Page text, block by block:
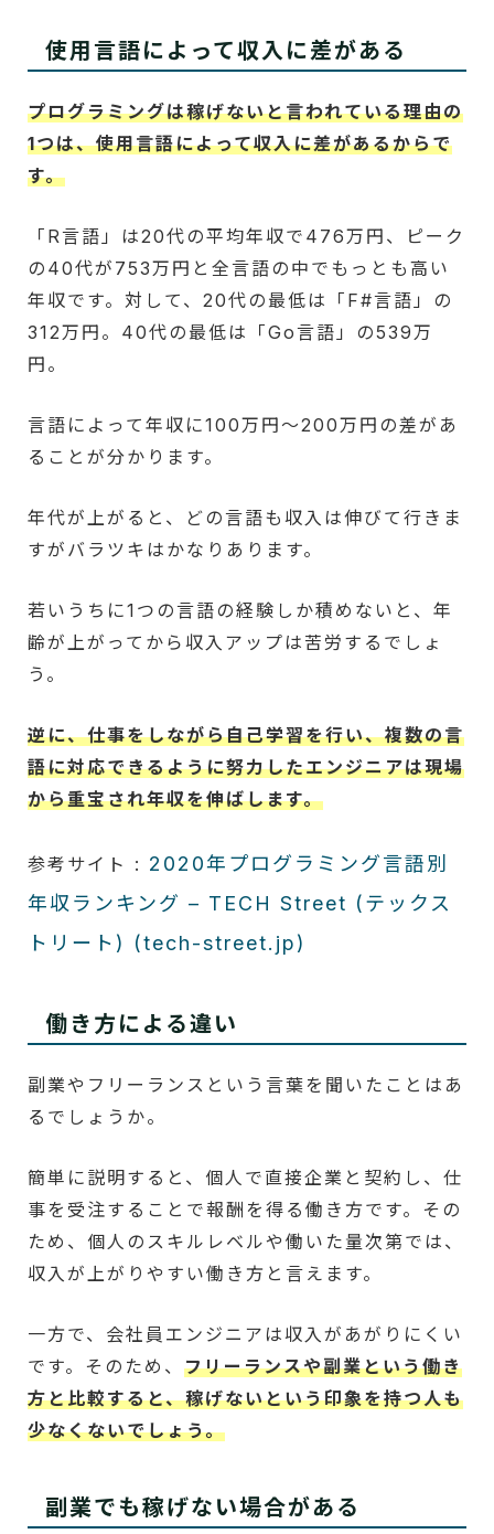
使用言語によって収入に差がある
プログラミングは稼げないと言われている理由の
1つは、使用言語によって収入に差があるからで
す。
「R言語」は20代の平均年収で476万円、ピーク
の40代が753万円と全言語の中でもっとも高い
年収です。対して、20代の最低は「F#言語」の
312万円。40代の最低は「Go言語」の539万
円。
言語によって年収に100万円～200万円の差があ
ることが分かります。
年代が上がると、どの言語も収入は伸びて行きま
すがバラツキはかなりあります。
若いうちに1つの言語の経験しか積めないと、年
齢が上がってから収入アップは苦労するでしょ
う。
逆に、仕事をしながら自己学習を行い、複数の言
語に対応できるように努力したエンジニアは現場
から重宝され年収を伸ばします。
参考サイト : 2020年プログラミング言語別
年収ランキング – TECH Street (テックス
トリート) (tech-street.jp)
働き方による違い
副業やフリーランスという言葉を聞いたことはあ
るでしょうか。
簡単に説明すると、個人で直接企業と契約し、仕
事を受注することで報酬を得る働き方です。その
ため、個人のスキルレベルや働いた量次第では、
収入が上がりやすい働き方と言えます。
一方で、会社員エンジニアは収入があがりにくい
です。そのため、 フリーランスや副業という働き
方と比較すると、稼げないという印象を持つ人も
少なくないでしょう。
副業でも稼げない場合がある